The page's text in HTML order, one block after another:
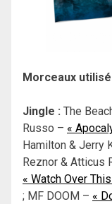
Morceaux
Jingle : The
Russo – «
Hamilton & Jerry
Reznor & Atticus
« Watch Over
; MF DOOM – «